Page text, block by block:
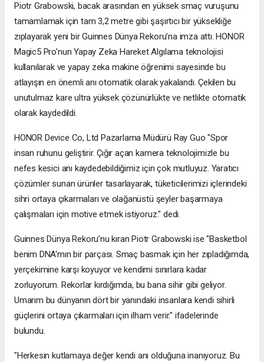
Piotr Grabowski, bacak arasından en yüksek smaç vuruşunu
tamamlamak için tam 3,2 metre gibi şaşırtıcı bir yüksekliğe
zıplayarak yeni bir Guinnes Dünya Rekoru’na imza attı. HONOR
Magic5 Pro'nun Yapay Zeka Hareket Algılama teknolojisi
kullanılarak ve yapay zeka makine öğrenimi sayesinde bu
atlayışın en önemli anı otomatik olarak yakalandı. Çekilen bu
unutulmaz kare ultra yüksek çözünürlükte ve netlikte otomatik
olarak kaydedildi.
HONOR Device Co, Ltd Pazarlama Müdürü Ray Guo "Spor
insan ruhunu geliştirir. Çığır açan kamera teknolojimizle bu
nefes kesici anı kaydedebildiğimiz için çok mutluyuz. Yaratıcı
çözümler sunan ürünler tasarlayarak, tüketicilerimizi içlerindeki
sihri ortaya çıkarmaları ve olağanüstü şeyler başarmaya
çalışmaları için motive etmek istiyoruz." dedi.
Guinnes Dünya Rekoru’nu kıran Piotr Grabowski ise "Basketbol
benim DNA'mın bir parçası. Smaç basmak için her zıpladığımda,
yerçekimine karşı koyuyor ve kendimi sınırlara kadar
zorluyorum. Rekorlar kırdığımda, bu bana sihir gibi geliyor.
Umarım bu dünyanın dört bir yanındaki insanlara kendi sihirli
güçlerini ortaya çıkarmaları için ilham verir." ifadelerinde
bulundu.
"Herkesin kutlamaya değer kendi anı olduğuna inanıyoruz. Bu